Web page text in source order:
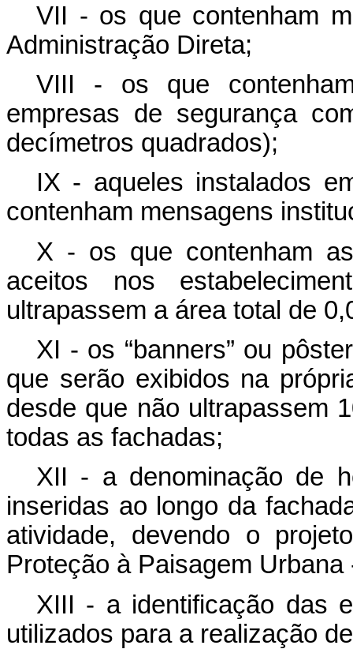
VII - os que contenham
Administração Direta;
VIII - os que
empresas de segurança
decímetros quadrados);
IX - aqueles instalados
contenham mensagens
X - os que contenham
aceitos nos
ultrapassem a área total de
XI - os “banners” ou
que serão exibidos na
desde que não ultrapassem
todas as fachadas;
XII - a denominação de
inseridas ao longo da
atividade, devendo o
Proteção à Paisagem Urbana
XIII - a identificação das
utilizados para a realização